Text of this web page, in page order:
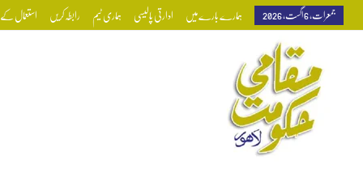
جمعرات, 6 اگست, 2026 ہمارے بارے میں ادارتی پالیسی ہماری ٹیم رابطہ کریں استعمال کے